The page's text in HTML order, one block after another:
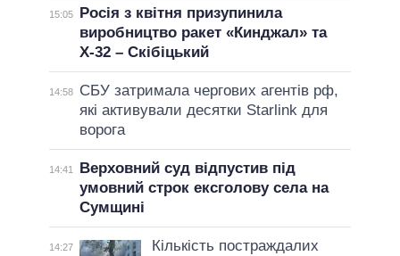
15:05
Росія з квітня призупинила
виробництво ракет «Кинджал» та
Х-32 – Скібіцький
14:58
СБУ затримала чергових агентів рф,
які активували десятки Starlink для
ворога
14:41
Верховний суд відпустив під
умовний строк ексголову села на
Сумщині
14:27
Кількість постраждалих